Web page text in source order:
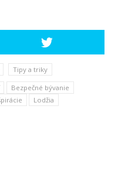
Tipy a triky
Bezpečné bývanie
Lodžia